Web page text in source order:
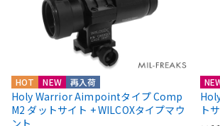
HOT NEW 再入荷
Holy Warrior Aimpointタイプ Comp
M2 ダットサイト + WILCOXタイプマウ
ント
ト